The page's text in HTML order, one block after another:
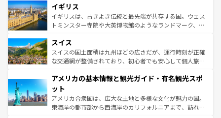
香り高いラベンダー畑など、多彩な楽しみ方が可能だ。さ
らに、パリ以外の地域にも魅力が溢れており、どの街角に
も豊かな歴史と文化が息づいている。パリ以外の個性あふ
を参照してほしい。
顔を持つこの国は、どこを歩いても飽きることがない。ベ
ルリンの文化的活気、バイエルン州のアルプスの絶景、そ
してライン川沿いのワイン畑といった風景は必見。ビール
は、お酒好きな人にはぜひ体験してほしい。 なお、新着の
ドイツ情報はコンテンツ一覧を参照してほしい。
イギリス
イギリスは、古きよき伝統と最先端が共存する国。ウェス
トミンスター寺院や大英博物館のようなランドマーク、歴
リアごとに異なる魅力がある。また、優雅なアフタヌーン
ティー、ビール好きにはたまらない英国パブ、サッカー観
戦など、本場だからこそできる体験も豊富。イギリスを旅
ンツ一覧を参照してほしい。
スイス
スイスの国土面積は九州ほどの広さだが、運行時刻が正確
な交通網が整備されており、初心者でも安心して個人旅行
の建物がそのまま残る町や、スイスならではのユニークな
博物館もあり、アルプス観光だけでなく町歩きも満喫する
ことができる。国民の所得が高いため物価も高いが、旅行
者向けの交通パス提供のサービスもあり、うまく活用すれ
アメリカの基本情報と観光ガイド・有名観光スポ
ット
アメリカ合衆国は、広大な土地と多様な文化が魅力の国。
東海岸の都市部から西海岸のカリフォルニアまで、訪れる